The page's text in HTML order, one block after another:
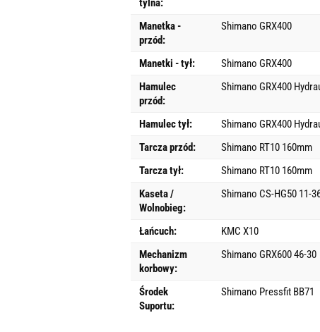
tylna:
Manetka -
przód:
Shimano GRX400
Manetki - tył:
Shimano GRX400
Hamulec
przód:
Shimano GRX400
Hamulec tył:
Shimano GRX400
Tarcza przód:
Shimano RT10 160mm
Tarcza tył:
Shimano RT10 160mm
Kaseta /
Wolnobieg:
Shimano CS-HG50 11-
Łańcuch:
KMC X10
Mechanizm
korbowy:
Shimano GRX600 46-30
Środek
Suportu:
Shimano Pressfit BB71